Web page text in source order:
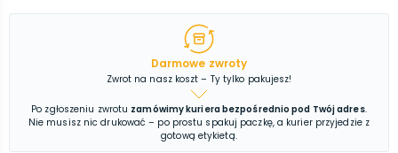
Darmowe zwroty
Zwrot na nasz koszt – Ty tylko pakujesz!
Po zgłoszeniu zwrotu zamówimy kuriera bezpośrednio pod Twój adres.
Nie musisz nic drukować – po prostu spakuj paczkę, a kurier przyjedzie z
gotową etykietą.